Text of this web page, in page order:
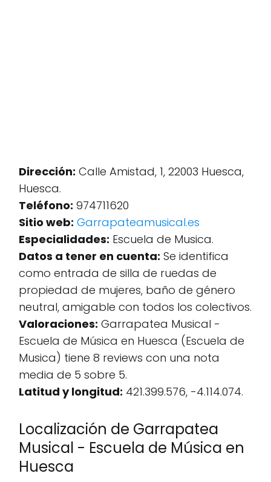
Dirección: Calle Amistad, 1, 22003 Huesca,
Huesca.
Teléfono: 974711620
Sitio web: Garrapateamusical.es
Especialidades: Escuela de Musica.
Datos a tener en cuenta: Se identifica
como entrada de silla de ruedas de
propiedad de mujeres, baño de género
neutral, amigable con todos los colectivos.
Valoraciones: Garrapatea Musical -
Escuela de Música en Huesca (Escuela de
Musica) tiene 8 reviews con una nota
media de 5 sobre 5.
Latitud y longitud: 421.399.576, -4.114.074.
Localización de Garrapatea
Musical - Escuela de Música en
Huesca